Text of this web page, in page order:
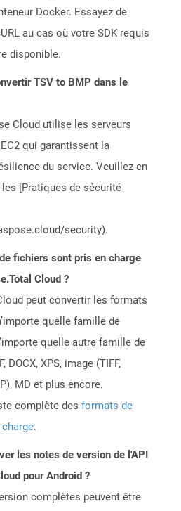
Docker. Essayez de
au cas où votre SDK requis
disponible.
TSV to BMP dans le
Cloud utilise les serveurs
qui garantissent la
du service. Veuillez en
[Pratiques de sécurité
security).
fichiers sont pris en charge
Cloud ?
peut convertir les formats
quelle famille de
quelle autre famille de
DOCX, XPS, image (TIFF,
MD et plus encore.
complète des formats de
.
les notes de version de l'API
pour Android ?
complètes peuvent être